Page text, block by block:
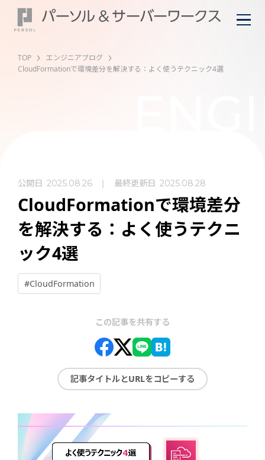
TOP
エンジニアブログ
CloudFormationで環境差分を解決する：よく使うテクニック4選
公開日 2025.08.26 最終更新日 2025.08.28
CloudFormationで環境差分
を解決する：よく使うテクニ
ック4選
#CloudFormation
この記事を共有する
記事タイトルとURLをコピーする